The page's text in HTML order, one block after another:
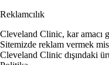
Reklamcılık
Cleveland Clinic, kar amacı
Sitemizde reklam vermek
Cleveland Clinic dışındaki